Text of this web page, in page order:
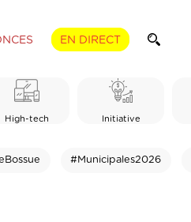
EN DIRECT
High-tech Initiative
#Municipales2026